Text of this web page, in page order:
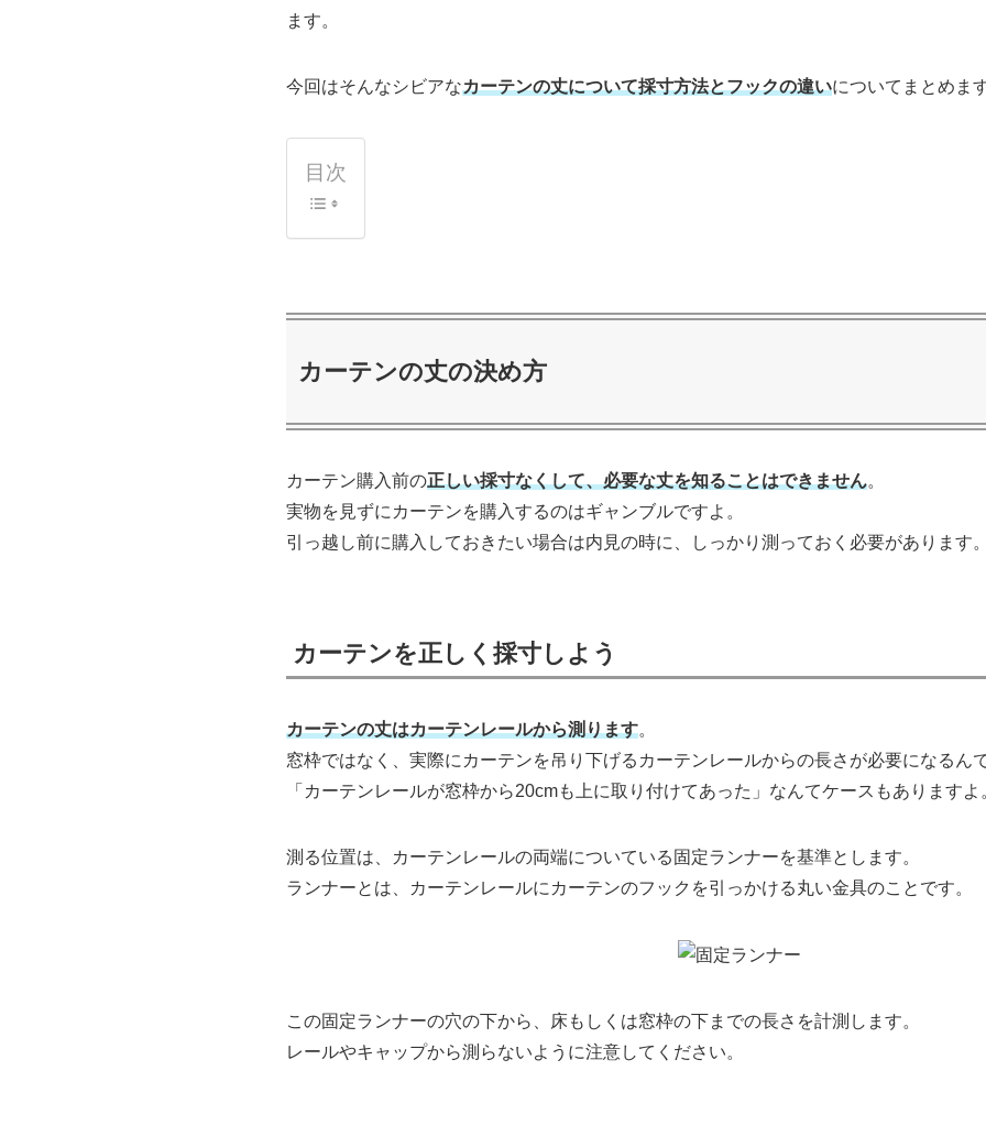
ます。
今回はそんなシビアなカーテンの丈について採寸方法とフックの違いについてまとめま
目次
カーテンの丈の決め方
カーテン購入前の正しい採寸なくして、必要な丈を知ることはできません。
実物を見ずにカーテンを購入するのはギャンブルですよ。
引っ越し前に購入しておきたい場合は内見の時に、しっかり測っておく必要があります
カーテンを正しく採寸しよう
カーテンの丈はカーテンレールから測ります。
窓枠ではなく、実際にカーテンを吊り下げるカーテンレールからの長さが必要になるん
「カーテンレールが窓枠から20cmも上に取り付けてあった」なんてケースもありますよ
測る位置は、カーテンレールの両端についている固定ランナーを基準とします。
ランナーとは、カーテンレールにカーテンのフックを引っかける丸い金具のことです。
この固定ランナーの穴の下から、床もしくは窓枠の下までの長さを計測します。
レールやキャップから測らないように注意してください。